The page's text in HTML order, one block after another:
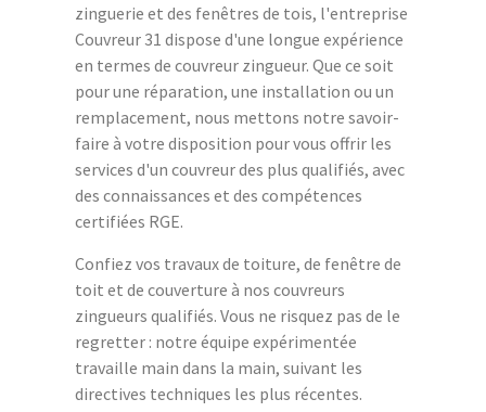
zinguerie et des fenêtres de tois, l'entreprise
Couvreur 31 dispose d'une longue expérience
en termes de couvreur zingueur. Que ce soit
pour une réparation, une installation ou un
remplacement, nous mettons notre savoir-
faire à votre disposition pour vous offrir les
services d'un couvreur des plus qualifiés, avec
des connaissances et des compétences
certifiées RGE.
Confiez vos travaux de toiture, de fenêtre de
toit et de couverture à nos couvreurs
zingueurs qualifiés. Vous ne risquez pas de le
regretter : notre équipe expérimentée
travaille main dans la main, suivant les
directives techniques les plus récentes.